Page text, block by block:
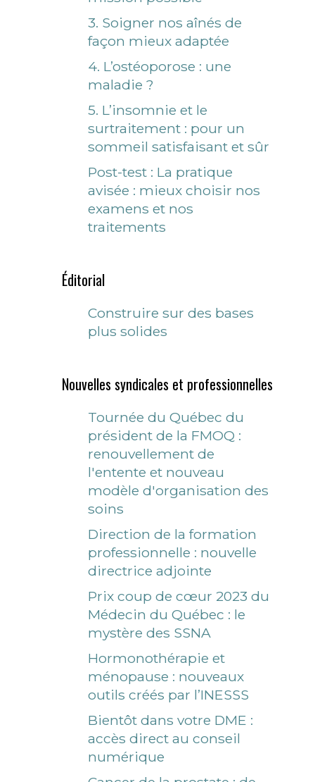
3. Soigner nos aînés de
façon mieux adaptée
4. L’ostéoporose : une
maladie ?
5. L’insomnie et le
surtraitement : pour un
sommeil satisfaisant et sûr
Post-test : La pratique
avisée : mieux choisir nos
examens et nos
traitements
Éditorial
Construire sur des bases
plus solides
Nouvelles syndicales et professionnelles
Tournée du Québec du
président de la FMOQ :
renouvellement de
l'entente et nouveau
modèle d'organisation des
soins
Direction de la formation
professionnelle : nouvelle
directrice adjointe
Prix coup de cœur 2023 du
Médecin du Québec : le
mystère des SSNA
Hormonothérapie et
ménopause : nouveaux
outils créés par l’INESSS
Bientôt dans votre DME :
accès direct au conseil
numérique